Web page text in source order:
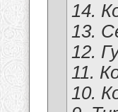
14.
13.
12.
11.
10.